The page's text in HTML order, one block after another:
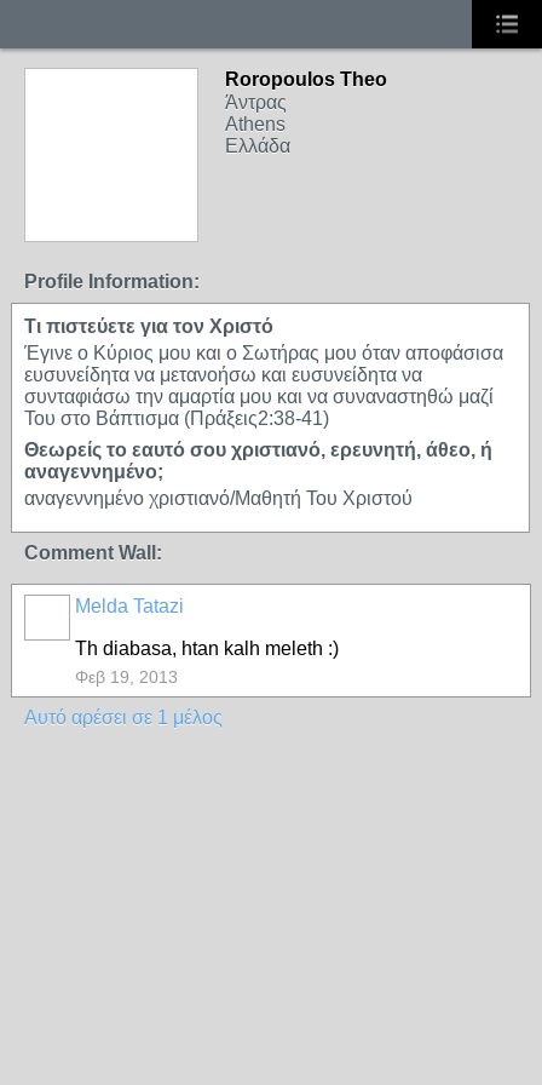
Roropoulos Theo
Άντρας
Athens
Ελλάδα
Profile Information:
Τι πιστεύετε για τον Χριστό
Έγινε ο Κύριος μου και ο Σωτήρας μου όταν αποφάσισα
ευσυνείδητα να μετανοήσω και ευσυνείδητα να
συνταφιάσω την αμαρτία μου και να συναναστηθώ μαζί
Του στο Βάπτισμα (Πράξεις2:38-41)
Θεωρείς το εαυτό σου χριστιανό, ερευνητή, άθεο, ή
αναγεννημένο;
αναγεννημένο χριστιανό/Μαθητή Του Χριστού
Comment Wall:
Melda Tatazi
Th diabasa, htan kalh meleth :)
Φεβ 19, 2013
Αυτό αρέσει σε 1 μέλος